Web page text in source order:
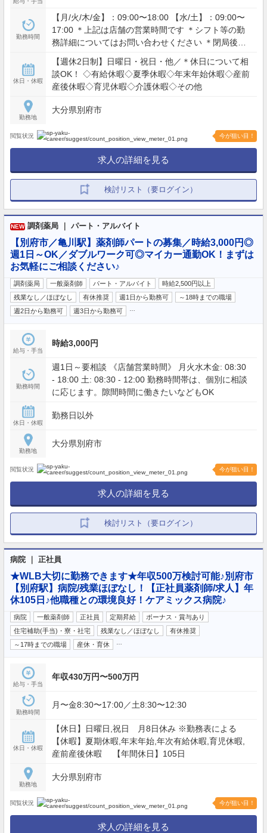
勤務時間
【月/火/木/金】：09:00〜18:00 【水/土】：09:00〜
17:00 ＊上記は店舗の営業時間です ＊シフト等の勤
務詳細についてはお問い合わせください ＊閉局後、
休日・休暇
【週休2日制】日曜日・祝日・他／＊休日について相
談OK！ ◇有給休暇◇夏季休暇◇年末年始休暇◇産前
産後休暇◇育児休暇◇介護休暇◇その他
勤務地
大分県別府市
閲覧状況 今が狙い目！
求人の詳細を見る
検討リスト（要ログイン）
NEW 調剤薬局 ｜ パート・アルバイト
【別府市／亀川駅】薬剤師パートの募集／時給3,000円◎
週1日～OK／ダブルワーク可◎マイカー通勤OK！まずは
お気軽にご相談ください♪
調剤薬局 一般薬剤師 パート・アルバイト
時給2,500円以上
残業なし／ほぼなし
有休推奨 週1日から勤務可
～18時までの職場
週2日から勤務可
週3日から勤務可
給与・手当
時給3,000円
勤務時間
週1日～要相談 《店舗営業時間》 月火水木金: 08:30
- 18:00 土: 08:30 - 12:00 勤務時間帯は、個別に相談
に応じます。隙間時間に働きたいなどもOK
休日・休暇
勤務日以外
勤務地
大分県別府市
閲覧状況 今が狙い目！
求人の詳細を見る
検討リスト（要ログイン）
病院 ｜ 正社員
★WLB大切に勤務できます★年収500万検討可能♪別府市
【別府駅】病院/残業ほぼなし！【正社員薬剤師/求人】年
休105日♪他職種との環境良好！ケアミックス病院♪
病院 一般薬剤師 正社員 定期昇給
ボーナス・賞与あり
住宅補助(手当)・寮・社宅
残業なし／ほぼなし
有休推奨
～17時までの職場
産休・育休
給与・手当
年収430万円〜500万円
勤務時間
月〜金8:30〜17:00／土8:30〜12:30
休日・休暇
【休日】日曜日,祝日 月8日休み ※勤務表による
【休暇】夏期休暇,年末年始,年次有給休暇,育児休暇,
産前産後休暇 【年間休日】105日
勤務地
大分県別府市
閲覧状況 今が狙い目！
求人の詳細を見る